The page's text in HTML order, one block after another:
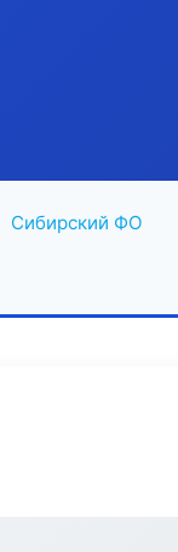
Сибирский ФО